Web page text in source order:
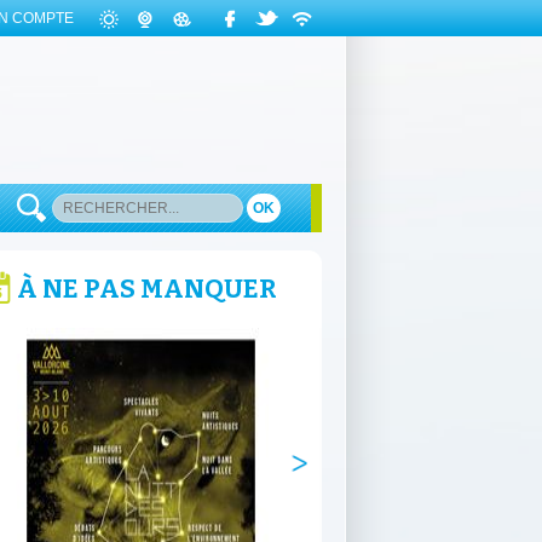
COMPTE
OK
À NE PAS MANQUER